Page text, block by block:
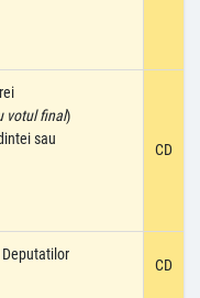
votul final)
sau
CD
CD